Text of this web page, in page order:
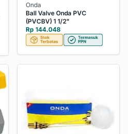
Onda
Ball Valve Onda PVC
(PVCBV) 1 1/2"
Rp 144.048